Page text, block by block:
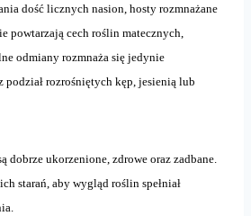
dość licznych nasion, hosty rozmnażane
powtarzają cech roślin matecznych,
odmiany rozmnaża się jedynie
podział rozrośniętych kęp, jesienią lub
dobrze ukorzenione, zdrowe oraz zadbane.
starań, aby wygląd roślin spełniał